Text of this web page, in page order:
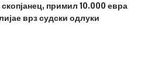
примил 10.000 евра
врз судски одлуки